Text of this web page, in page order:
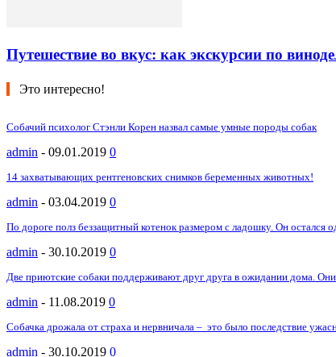
Путешествие во вкус: как экскурсии по
Это интересно!
Собачий психолог Стэнли Корен назвал самые умные породы собак
admin - 09.01.2019 0
14 захватывающих рентгеновских снимков беременных животных!
admin - 03.04.2019 0
По дороге полз беззащитный котенок размером с ладошку. Он остался
admin - 30.10.2019 0
Две приютские собаки поддерживают друг друга в ожидании дома. Они
admin - 11.08.2019 0
Собачка дрожала от страха и нервничала – это было последствие
admin - 30.10.2019 0